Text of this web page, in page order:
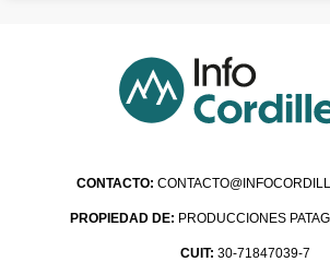
CONTACTO:
PROPIEDAD DE: PRODUCCIONES
CUIT: 30-71847039-7